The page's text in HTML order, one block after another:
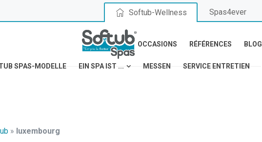
Softub-Wellness Spas4ever
OCCASIONS RÉFÉRENCES BLOG
SPAS-MODELLE EIN SPA IST ... MESSEN SERVICE ENTRETIEN
» luxembourg